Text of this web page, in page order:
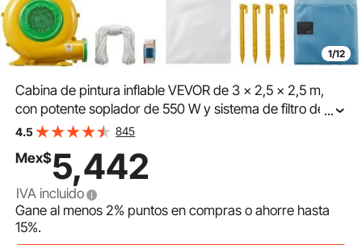
1/12
Cabina de pintura inflable VEVOR de 3 x 2,5 x 2,5 m,
con potente soplador de 550 W y sistema de filtro de
aire, cabina de pintura portátil para motocicletas,
...
4.5 845
Mex$5,442
IVA incluido
Gane al menos2% puntos en compras o ahorre hasta
15%.